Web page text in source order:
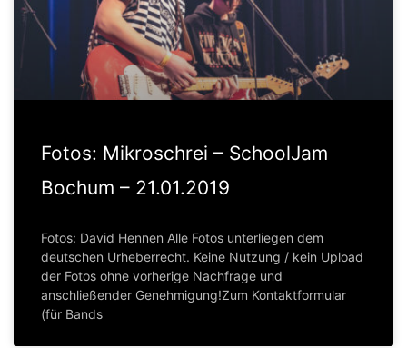
Fotos: Mikroschrei – SchoolJam
Bochum – 21.01.2019
Fotos: David Hennen Alle Fotos unterliegen dem
deutschen Urheberrecht. Keine Nutzung / kein Upload
der Fotos ohne vorherige Nachfrage und
anschließender Genehmigung!Zum Kontaktformular
(für Bands